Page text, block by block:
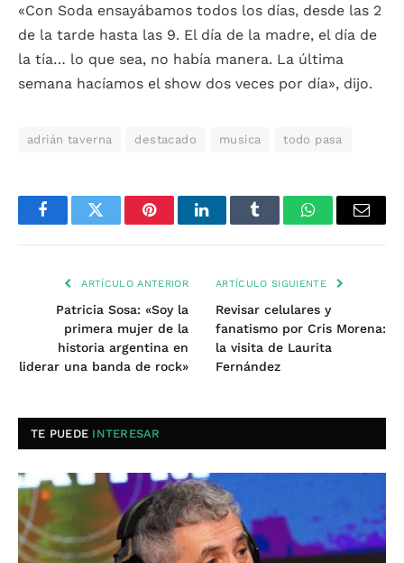
«Con Soda ensayábamos todos los días, desde las 2
de la tarde hasta las 9. El día de la madre, el día de
la tía… lo que sea, no había manera. La última
semana hacíamos el show dos veces por día», dijo.
adrián taverna destacado musica todo pasa
FacebookTwitter PinterestLinkedInTumblr WhatsAppEmail
ARTÍCULO ANTERIOR
Patricia Sosa: «Soy la
primera mujer de la
historia argentina en
liderar una banda de rock»
ARTÍCULO SIGUIENTE
Revisar celulares y
fanatismo por Cris Morena:
la visita de Laurita
Fernández
TE PUEDE INTERESAR